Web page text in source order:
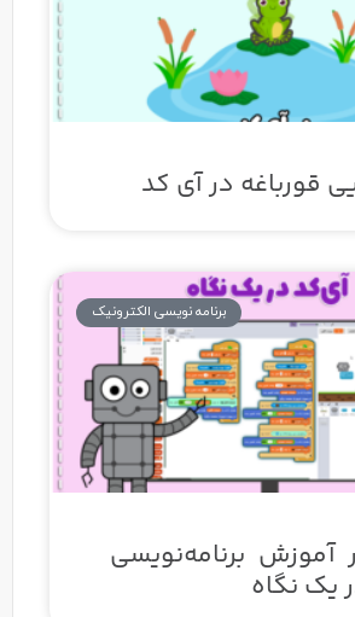
قورباغه در آی کد
برنامه نویسی الکترونیک
آموزش برنامه‌نویسی
یک نگاه